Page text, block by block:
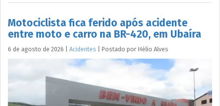
Motociclista fica ferido após acidente
entre moto e carro na BR-420, em Ubaíra
6 de agosto de 2026 Acidentes Postado por Hélio Alves